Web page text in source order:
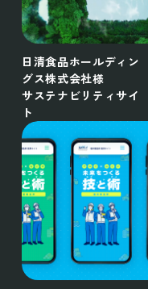
日清食品ホールディン
グス株式会社様
サステナビリティサイ
ト